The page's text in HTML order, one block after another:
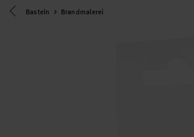
Eine Kategorie zurück navigieren
Basteln Brandmalerei